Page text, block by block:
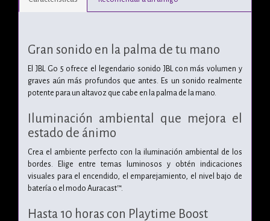
Gran sonido en la palma de tu mano
El JBL Go 5 ofrece el legendario sonido JBL con más volumen y
graves aún más profundos que antes. Es un sonido realmente
potente para un altavoz que cabe en la palma de la mano.
Iluminación ambiental que mejora el
estado de ánimo
Crea el ambiente perfecto con la iluminación ambiental de los
bordes. Elige entre temas luminosos y obtén indicaciones
visuales para el encendido, el emparejamiento, el nivel bajo de
batería o el modo Auracast™.
Hasta 10 horas con Playtime Boost